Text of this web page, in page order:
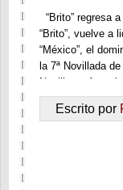
“Brito” regresa
“Brito”, vuelve a
“México”, el
la 7ª Novillada
Novilleros
Miguel de
Escrito por